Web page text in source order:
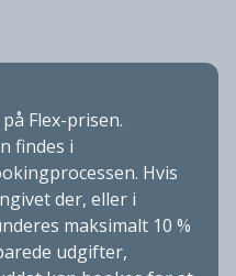
Flex-prisen.
findes i
Hvis
der, eller i
maksimalt 10 %
udgifter,